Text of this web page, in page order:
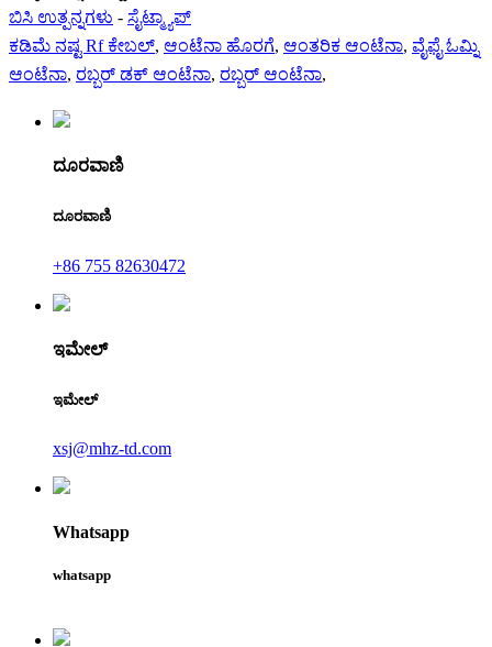
ಬಿಸಿ ಉತ್ಪನ್ನಗಳು - ಸೈಟ್ಮ್ಯಾಪ್
ಕಡಿಮೆ ನಷ್ಟ Rf ಕೇಬಲ್, ಆಂಟೆನಾ ಹೊರಗೆ, ಆಂತರಿಕ ಆಂಟೆನಾ, ವೈಫೈ ಓಮ್ನಿ
ಆಂಟೆನಾ, ರಬ್ಬರ್ ಡಕ್ ಆಂಟೆನಾ, ರಬ್ಬರ್ ಆಂಟೆನಾ,
ದೂರವಾಣಿ
ದೂರವಾಣಿ
+86 755 82630472
ಇಮೇಲ್
ಇಮೇಲ್
xsj@mhz-td.com
Whatsapp
whatsapp